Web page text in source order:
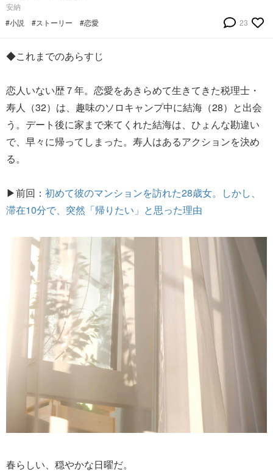
安納
#小説
#ストーリー #恋愛 23
◆これまでのあらすじ
恋人いない歴７年。恋愛をあきらめて生きてきた税理士・
寿人（32）は、趣味のソロキャンプ中に結海（28）と出会
う。デート後に家まで来てくれた結海は、ひょんな勘違い
で、早々に帰ってしまった。寿人はあるアクションを決め
る。
▶前回： 初めて彼のマンションを訪れた28歳女。しかし、
滞在10分で、突然「帰りたい」と思った理由
春らしい、穏やかな日曜だ。